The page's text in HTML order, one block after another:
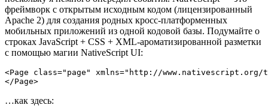
фреймворк с открытым исходным кодом (лицензированный
Apache 2) для создания родных кросс-платформенных
мобильных приложений из одной кодовой базы. Подумайте о
строках JavaScript + CSS + XML-ароматизированной разметки
с помощью магии NativeScript UI:
<Page class="page" xmlns="http://
…как здесь: